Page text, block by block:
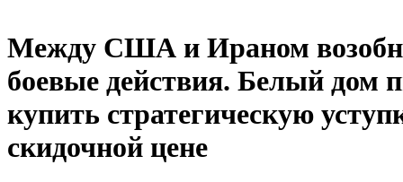
Между США и Ираном
боевые действия. Белый дом
купить стратегическую
скидочной цене